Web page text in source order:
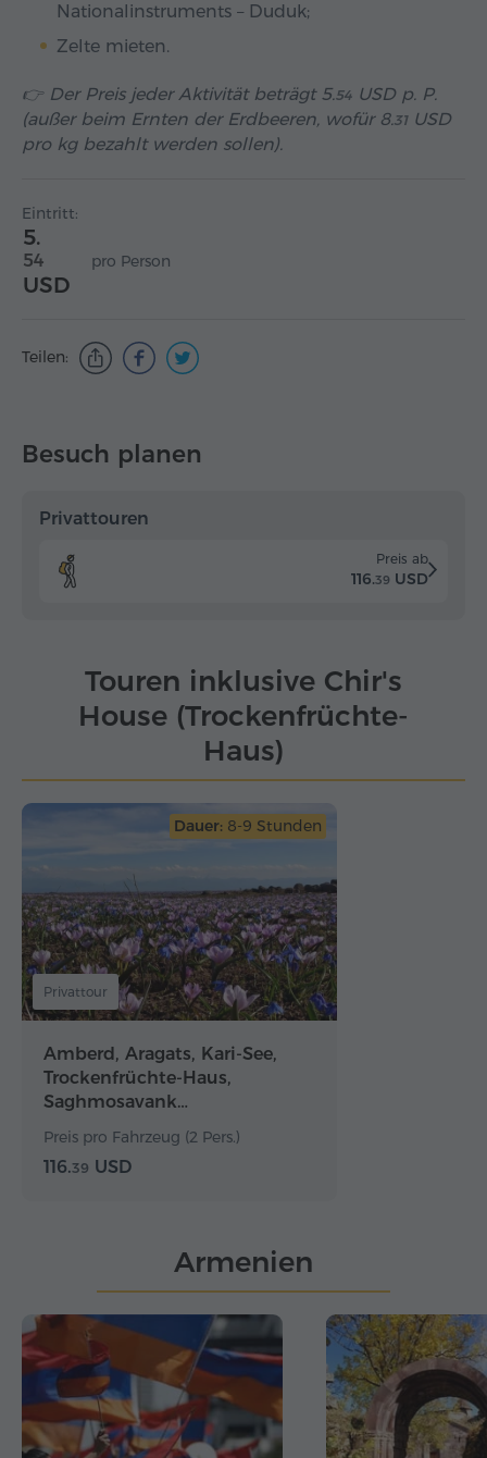
Nationalinstruments – Duduk;
Zelte mieten.
👉 Der Preis jeder Aktivität beträgt 5.54 USD p. P.
(außer beim Ernten der Erdbeeren, wofür 8.31USD
pro kg bezahlt werden sollen).
Eintritt:
5.
54
USD
pro Person
Teilen:
Besuch planen
Privattouren
Preis ab
116.39 USD
Touren inklusive Chir's
House (Trockenfrüchte-
Haus)
Dauer: 8-9 Stunden
Privattour
Amberd, Aragats, Kari-See,
Trockenfrüchte-Haus,
Saghmosavank…
Preis pro Fahrzeug (2 Pers.)
116.39 USD
Armenien